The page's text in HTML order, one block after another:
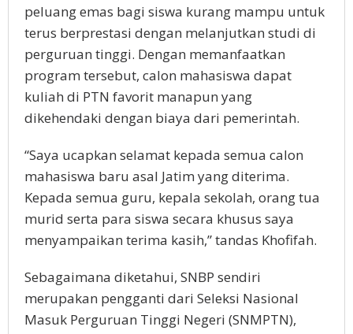
peluang emas bagi siswa kurang mampu untuk
terus berprestasi dengan melanjutkan studi di
perguruan tinggi. Dengan memanfaatkan
program tersebut, calon mahasiswa dapat
kuliah di PTN favorit manapun yang
dikehendaki dengan biaya dari pemerintah.
“Saya ucapkan selamat kepada semua calon
mahasiswa baru asal Jatim yang diterima.
Kepada semua guru, kepala sekolah, orang tua
murid serta para siswa secara khusus saya
menyampaikan terima kasih,” tandas Khofifah.
Sebagaimana diketahui, SNBP sendiri
merupakan pengganti dari Seleksi Nasional
Masuk Perguruan Tinggi Negeri (SNMPTN),